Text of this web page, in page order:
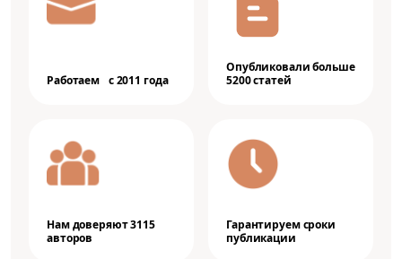
Работаем с 2011 года
Опубликовали больше
5200 статей
Нам доверяют 3115
авторов
Гарантируем сроки
публикации